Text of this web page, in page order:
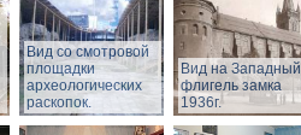
Вид со смотровой
площадки
археологических
раскопок.
Вид на Западный
флигель замка
1936г.